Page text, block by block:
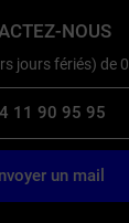
NOUS
jours fériés) de
11 90 95 95
un mail